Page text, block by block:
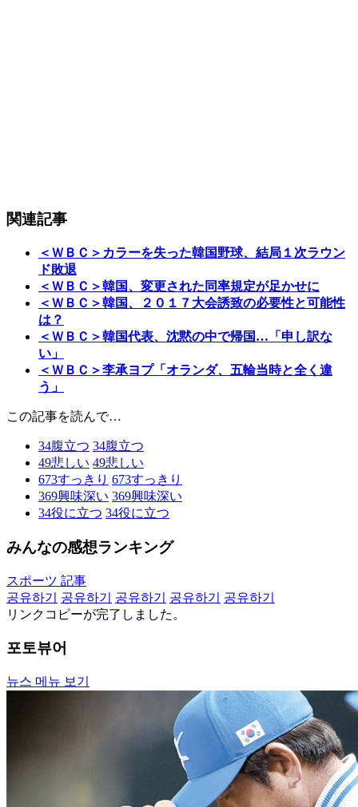
関連記事
＜ＷＢＣ＞カラーを失った韓国野球、結局１次ラウン
ド敗退
＜ＷＢＣ＞韓国、変更された同率規定が足かせに
＜ＷＢＣ＞韓国、２０１７大会誘致の必要性と可能性
は？
＜ＷＢＣ＞韓国代表、沈黙の中で帰国…「申し訳な
い」
＜ＷＢＣ＞李承ヨプ「オランダ、五輪当時と全く違
う」
この記事を読んで…
34腹立つ 34腹立つ
49悲しい 49悲しい
673すっきり 673すっきり
369興味深い 369興味深い
34役に立つ 34役に立つ
みんなの感想ランキング
スポーツ 記事
공유하기
공유하기 공유하기 공유하기
공유하기
リンクコピーが完了しました。
포토뷰어
뉴스 메뉴 보기